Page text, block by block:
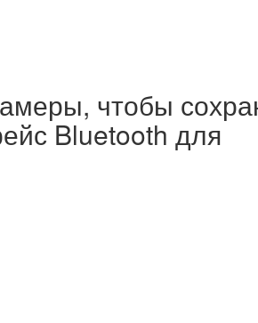
чтобы
Bluetooth для